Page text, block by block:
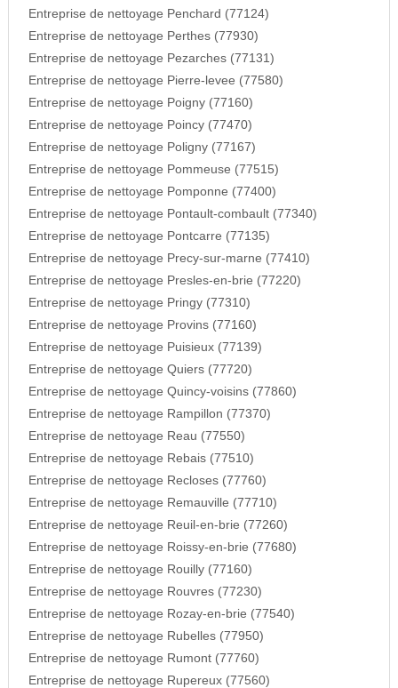
Entreprise de nettoyage Penchard (77124)
Entreprise de nettoyage Perthes (77930)
Entreprise de nettoyage Pezarches (77131)
Entreprise de nettoyage Pierre-levee (77580)
Entreprise de nettoyage Poigny (77160)
Entreprise de nettoyage Poincy (77470)
Entreprise de nettoyage Poligny (77167)
Entreprise de nettoyage Pommeuse (77515)
Entreprise de nettoyage Pomponne (77400)
Entreprise de nettoyage Pontault-combault (77340)
Entreprise de nettoyage Pontcarre (77135)
Entreprise de nettoyage Precy-sur-marne (77410)
Entreprise de nettoyage Presles-en-brie (77220)
Entreprise de nettoyage Pringy (77310)
Entreprise de nettoyage Provins (77160)
Entreprise de nettoyage Puisieux (77139)
Entreprise de nettoyage Quiers (77720)
Entreprise de nettoyage Quincy-voisins (77860)
Entreprise de nettoyage Rampillon (77370)
Entreprise de nettoyage Reau (77550)
Entreprise de nettoyage Rebais (77510)
Entreprise de nettoyage Recloses (77760)
Entreprise de nettoyage Remauville (77710)
Entreprise de nettoyage Reuil-en-brie (77260)
Entreprise de nettoyage Roissy-en-brie (77680)
Entreprise de nettoyage Rouilly (77160)
Entreprise de nettoyage Rouvres (77230)
Entreprise de nettoyage Rozay-en-brie (77540)
Entreprise de nettoyage Rubelles (77950)
Entreprise de nettoyage Rumont (77760)
Entreprise de nettoyage Rupereux (77560)